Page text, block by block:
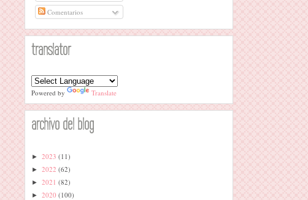
Comentarios
translator
Powered by Translate
archivo del blog
► 2023 (11)
► 2022 (62)
► 2021 (82)
► 2020 (100)